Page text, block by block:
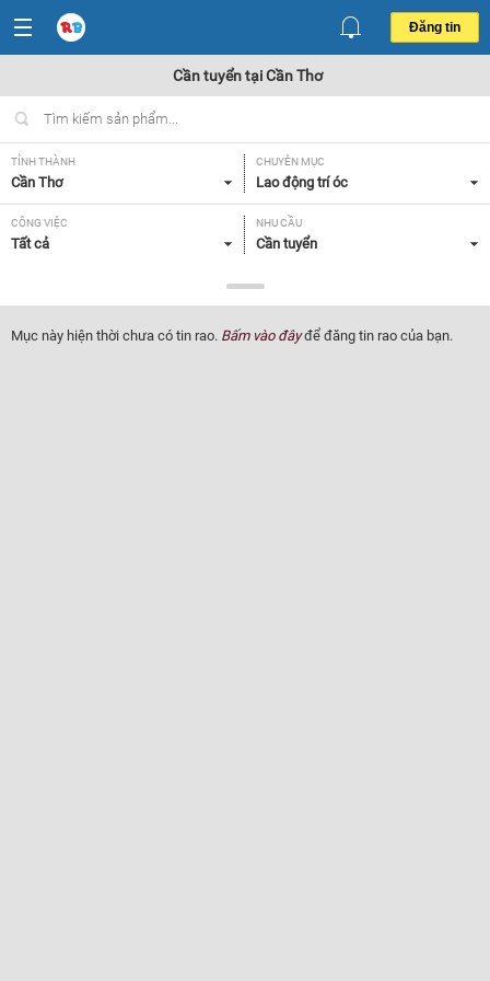
Đăng tin
Cần tuyển tại Cần Thơ
TỈNH THÀNH
Cần Thơ
CHUYÊN MỤC
Lao động trí óc
CÔNG VIỆC
Tất cả
NHU CẦU
Cần tuyển
Tất cả
Mục này hiện thời chưa có tin rao. Bấm vào đâyđể đăng tin rao của bạn.